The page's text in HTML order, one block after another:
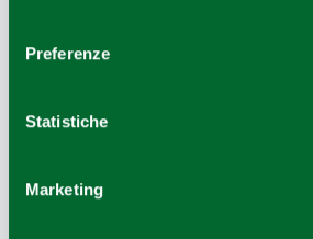
Preferenze
Statistiche
Marketing